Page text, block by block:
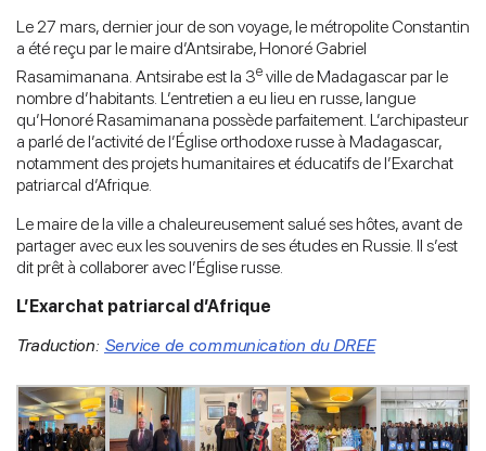
Le 27 mars, dernier jour de son voyage, le métropolite Constantin
a été reçu par le maire d’Antsirabe, Honoré Gabriel
Rasamimanana. Antsirabe est la 3eville de Madagascar par le
nombre d’habitants. L’entretien a eu lieu en russe, langue
qu’Honoré Rasamimanana possède parfaitement. L’archipasteur
a parlé de l’activité de l’Église orthodoxe russe à Madagascar,
notamment des projets humanitaires et éducatifs de l’Exarchat
patriarcal d’Afrique.
Le maire de la ville a chaleureusement salué ses hôtes, avant de
partager avec eux les souvenirs de ses études en Russie. Il s’est
dit prêt à collaborer avec l’Église russe.
L’Exarchat patriarcal d’Afrique
Traduction: Service de communication du DREE